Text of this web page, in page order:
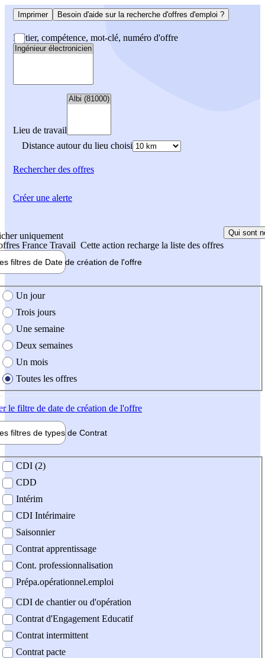
Imprimer Besoin d'aide sur la recherche d'offres d'emploi ?
Métier, compétence, mot-clé, numéro d'offre
Lieu de travail
Distance autour du lieu choisi
Rechercherdes offres
uniquement
France Travail Cette action recharge la liste des offres
Qui sont
filtres de Date de création de l'offre
création de l'offre
Un jour
Trois jours
Une semaine
Deux semaines
Un mois
Toutes les offres
le filtre de date de création de l'offre
filtres de types de Contrat
contrat
CDI (2)
CDD
Intérim
CDI Intérimaire
Saisonnier
Contrat apprentissage
Cont. professionnalisation
Prépa.opérationnel.emploi
CDI de chantier ou d'opération
Contrat d'Engagement Educatif
Contrat intermittent
Contrat pacte
Créer une alerte